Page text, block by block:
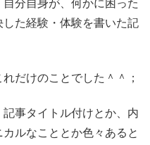
分自身が、何かに困った
た経験・体験を書いた記
だけのことでした＾＾；
事タイトル付けとか、内
ルなこととか色々あると